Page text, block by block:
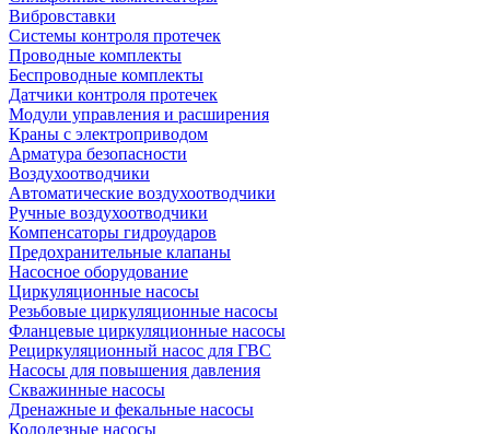
Вибровставки
Системы контроля протечек
Проводные комплекты
Беспроводные комплекты
Датчики контроля протечек
Модули управления и расширения
Краны с электроприводом
Арматура безопасности
Воздухоотводчики
Автоматические воздухоотводчики
Ручные воздухоотводчики
Компенсаторы гидроударов
Предохранительные клапаны
Насосное оборудование
Циркуляционные насосы
Резьбовые циркуляционные насосы
Фланцевые циркуляционные насосы
Рециркуляционный насос для ГВС
Насосы для повышения давления
Скважинные насосы
Дренажные и фекальные насосы
Колодезные насосы